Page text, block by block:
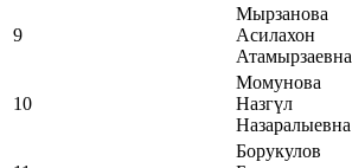
9
Мырзанова
Асилахон
Атамырзаевна
10
Момунова
Назгүл
Назаралыевна
Борукулов